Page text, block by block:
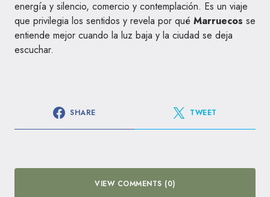
energía y silencio, comercio y contemplación. Es un viaje
que privilegia los sentidos y revela por qué Marruecos se
entiende mejor cuando la luz baja y la ciudad se deja
escuchar.
SHARE TWEET
VIEW COMMENTS (0)